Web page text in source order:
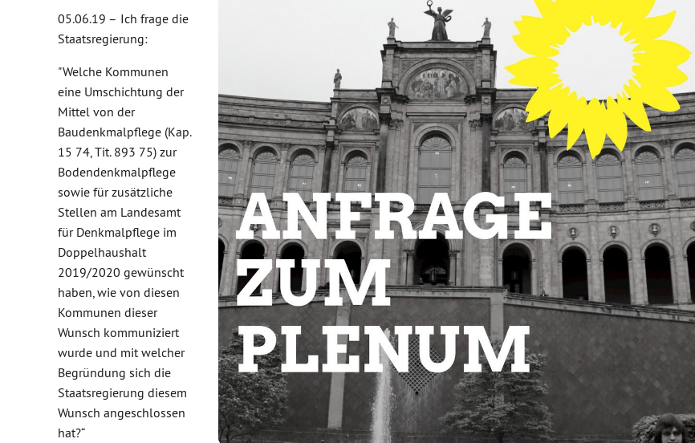
05.06.19 – Ich frage die
Staatsregierung:
"Welche Kommunen
eine Umschichtung der
Mittel von der
Baudenkmalpflege (Kap.
15 74, Tit. 893 75) zur
Bodendenkmalpflege
sowie für zusätzliche
Stellen am Landesamt
für Denkmalpflege im
Doppelhaushalt
2019/2020 gewünscht
haben, wie von diesen
Kommunen dieser
Wunsch kommuniziert
wurde und mit welcher
Begründung sich die
Staatsregierung diesem
Wunsch angeschlossen
hat?“